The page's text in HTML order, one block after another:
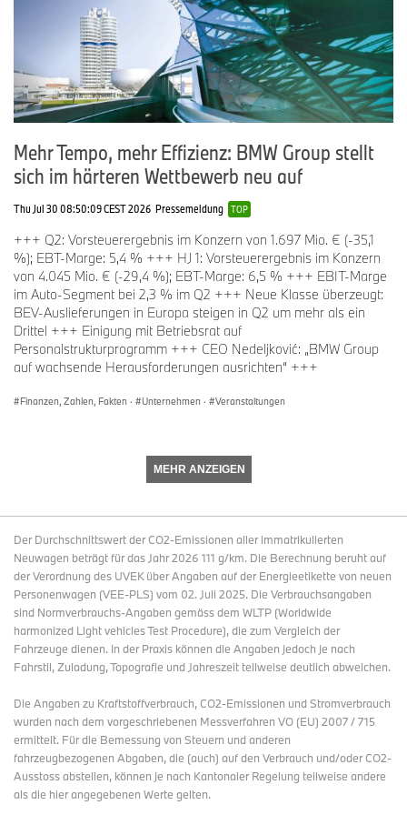
Mit dem ersten Modell der NEUE KLASSE hat BMW einen
deutlichen Schritt nach vorne bei Technologie und Design
gemacht. Ein Schritt, der bei Experten, Journalisten und Kunden
gleichermassen starken Anklang findet.
Angesichts der sehr hohen Marktnachfrage haben wir bereits im
Februar die zweite Schicht der BMW iX3-Produktion in unserem
Werk in Debrecen vorverlegt.
Die weitere Markteinführung in den US-amerikanischen und
asiatischen Märkten ist für die kommenden Monate geplant.
Und der iX3 war nur der Anfang – seit unserer Jahreskonferenz ist
einiges passiert. Die NEUE KLASSE setzt Schritt für Schritt ihre
Akzente im gesamten BMW Portfolio.
Und mit dem BMW i3 bauen wir unsere Zukunft auf diesem
reichen Erbe auf.
Diese Veranstaltung bot eine einzigartige Gelegenheit, diesen
Meilenstein nicht nur mit den Medien und anderen wichtigen
Stakeholdern zu feiern, sondern – vielleicht am wichtigsten – mit
unseren Mitarbeiterinnen und Mitarbeitern.
Mehr als 30.000 Mitarbeiterinnen und Mitarbeiter nahmen über
mehrere Tage hinweg an den Feierlichkeiten teil und unterstrichen
damit die starke Verbundenheit, die unser Team mit der Marke
empfindet, sowie ihren Stolz auf diesen unglaublichen Moment –
Mehr Tempo, mehr Effizienz: BMW Group stellt
sich im härteren Wettbewerb neu auf
Thu Jul 30 08:50:09 CEST 2026 Pressemeldung TOP
+++ Q2: Vorsteuerergebnis im Konzern von 1.697 Mio. € (-35,1
%); EBT-Marge: 5,4 % +++ HJ 1: Vorsteuerergebnis im Konzern
von 4.045 Mio. € (-29,4 %); EBT-Marge: 6,5 % +++ EBIT-Marge
im Auto-Segment bei 2,3 % im Q2 +++ Neue Klasse überzeugt:
BEV-Auslieferungen in Europa steigen in Q2 um mehr als ein
Drittel +++ Einigung mit Betriebsrat auf
Personalstrukturprogramm +++ CEO Nedeljković: „BMW Group
auf wachsende Herausforderungen ausrichten“ +++
Finanzen, Zahlen, Fakten · Unternehmen · Veranstaltungen
MEHR ANZEIGEN
Der Durchschnittswert der CO2-Emissionen aller immatrikulierten
Neuwagen beträgt für das Jahr 2026 111 g/km. Die Berechnung beruht auf
der Verordnung des UVEK über Angaben auf der Energieetikette von neuen
Personenwagen (VEE-PLS) vom 02. Juli 2025. Die Verbrauchsangaben
sind Normverbrauchs-Angaben gemäss dem WLTP (Worldwide
harmonized Light vehicles Test Procedure), die zum Vergleich der
Fahrzeuge dienen. In der Praxis können die Angaben jedoch je nach
Fahrstil, Zuladung, Topografie und Jahreszeit teilweise deutlich abweichen.
Die Angaben zu Kraftstoffverbrauch, CO2-Emissionen und Stromverbrauch
wurden nach dem vorgeschriebenen Messverfahren VO (EU) 2007 / 715
ermittelt. Für die Bemessung von Steuern und anderen
fahrzeugbezogenen Abgaben, die (auch) auf den Verbrauch und/oder CO2-
Ausstoss abstellen, können je nach Kantonaler Regelung teilweise andere
als die hier angegebenen Werte gelten.